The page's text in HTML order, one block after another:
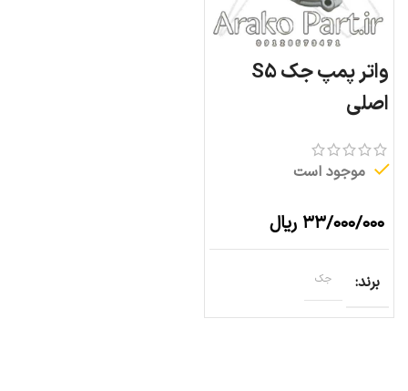
واتر پمپ جک S5
اصلی
موجود است
۳۳/۰۰۰/۰۰۰ ریال
برند جک